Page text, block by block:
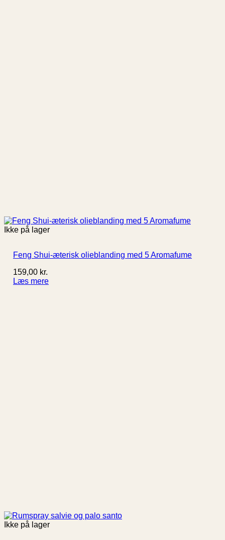
Ikke på lager
Feng Shui-æterisk olieblanding med 5 Aromafume
159,00 kr.
Læs mere
Ikke på lager